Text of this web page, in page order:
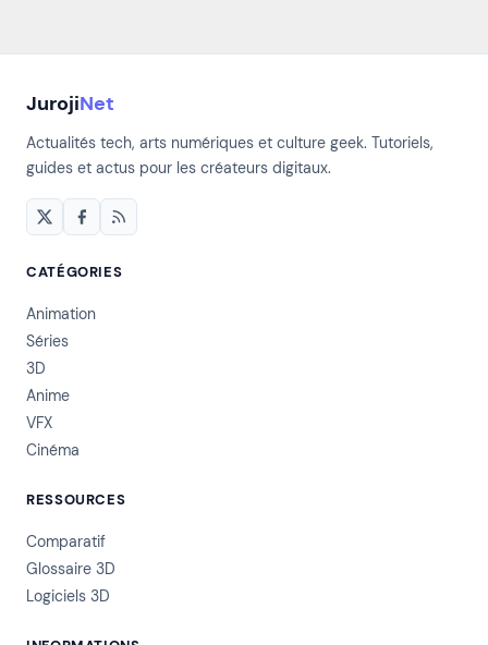
JurojiNet
Actualités tech, arts numériques et culture geek. Tutoriels,
guides et actus pour les créateurs digitaux.
CATÉGORIES
Animation
Séries
3D
Anime
VFX
Cinéma
RESSOURCES
Comparatif
Glossaire 3D
Logiciels 3D